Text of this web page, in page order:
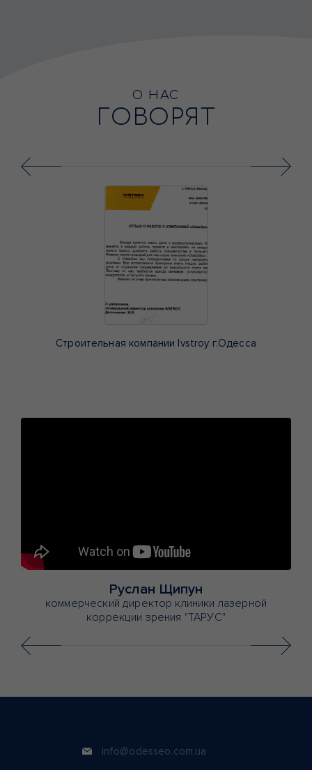
О НАС
ГОВОРЯТ
Строительная компании Ivstroy г.Одесса
Руслан Щипун
коммерческий директор клиники лазерной
коррекции зрения "ТАРУС"
info@odesseo.com.ua